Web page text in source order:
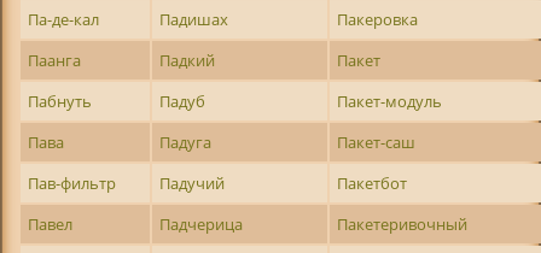
Па-де-кал
Падишах
Пакеровка
Паанга
Падкий
Пакет
Пабнуть
Падуб
Пакет-модуль
Пава
Падуга
Пакет-саш
Пав-фильтр
Падучий
Пакетбот
Павел
Падчерица
Пакетеривочный